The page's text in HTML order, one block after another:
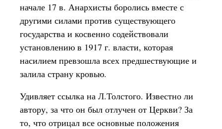
начале 17 в. Анархисты боролись вместе с
другими силами против существующего
государства и косвенно содействовали
установлению в 1917 г. власти, которая
насилием превзошла всех предшествующие и
залила страну кровью.
Удивляет ссылка на Л.Толстого. Известно ли
автору, за что он был отлучен от Церкви? За
то, что отрицал все основные положения